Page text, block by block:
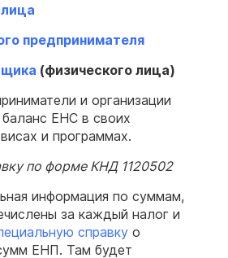
предпринимателя
(физического лица)
и организации
ЕНС в своих
и программах.
по форме КНД 1120502
информация по суммам,
за каждый налог и
справку о
ЕНП. Там будет